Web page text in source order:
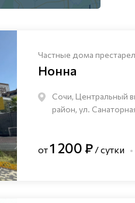
Частные дома
Нонна
Сочи, Центральный
район, ул.
от1 200 ₽ / сутки